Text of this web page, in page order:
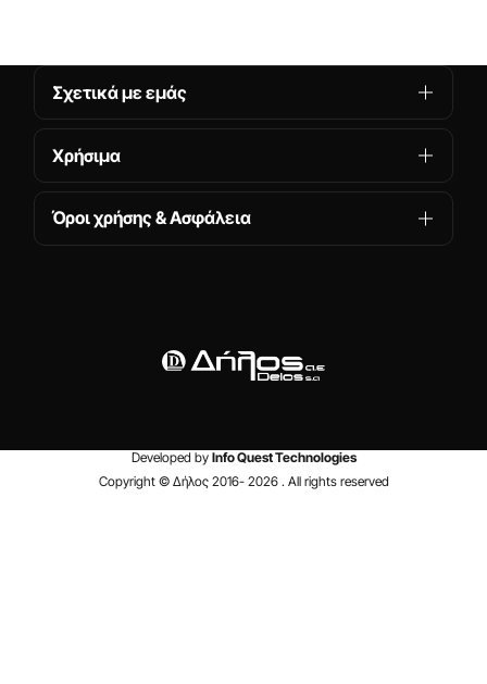
Σχετικά με εμάς
Χρήσιμα
Όροι χρήσης & Ασφάλεια
Developed by Info Quest Technologies
Copyright © Δήλος 2016- 2026. All rights reserved